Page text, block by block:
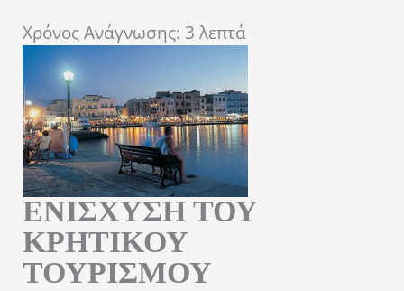
Χρόνος Ανάγνωσης: 3 λεπτά
ΕΝΙΣΧΥΣΗ ΤΟΥ
ΚΡΗΤΙΚΟΥ
ΤΟΥΡΙΣΜΟΥ